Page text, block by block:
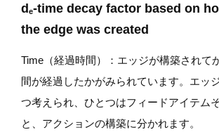
de-time decay factor based on
the edge was created
Time（経過時間）：エッジが構築されて
間が経過したかがみられています。エッ
つ考えられ、ひとつはフィードアイテム
と、アクションの構築に分かれます。